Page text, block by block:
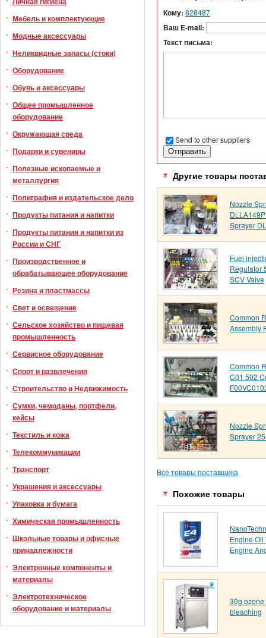
Мебель и комплектующие
Модные аксессуары
Неликвидные запасы (стоки)
Оборудование
Обувь и аксессуары
Общее промышленное
оборудование
Окружающая среда
Подарки и сувениры
Полезные ископаемые и
металлургия
Полиграфия и издательское дело
Продукты питания и напитки
Продукты питания и напитки из
России и СНГ
Производственное и
обрабатывающее оборудование
Резина и пластмассы
Свет и освещение
Сельское хозяйство и пищевая
промышленность
Сервисное оборудование
Спорт и развлечения
Строительство и Недвижимость
Сумки, чемоданы, портфели,
кейсы
Текстиль и кожа
Телекоммуникации
Транспорт
Украшения и аксессуары
Упаковка и бумага
Химическая промышленность
Школьные товары и офисные
принадлежности
Электронные компоненты и
материалы
Электротехническое
оборудование и материалы
Кому: 828487
Ваш E-mail:
Текст письма:
Send to other suppliers
Другие товары
Nozzle
Sprayer
Fuel
Regulator
SCV Valve
Common
Assembly
Common
C01 502
Nozzle
Sprayer
Все товары поставщика
Похожие товары
Engine
Engine
30g
bleaching